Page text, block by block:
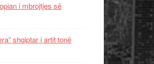
i mbrojtjes së
shqiptar i artit tonë